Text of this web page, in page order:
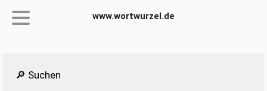
www.wortwurzel.de
🔎 Suchen